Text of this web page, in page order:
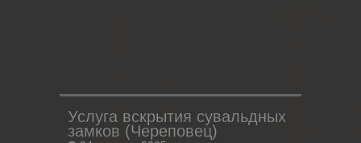
Услуга вскрытия сувальдных
замков (Череповец)